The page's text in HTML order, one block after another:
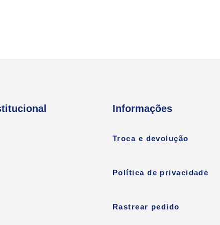
Informações
Troca e devolução
Política de privacidade
Rastrear pedido